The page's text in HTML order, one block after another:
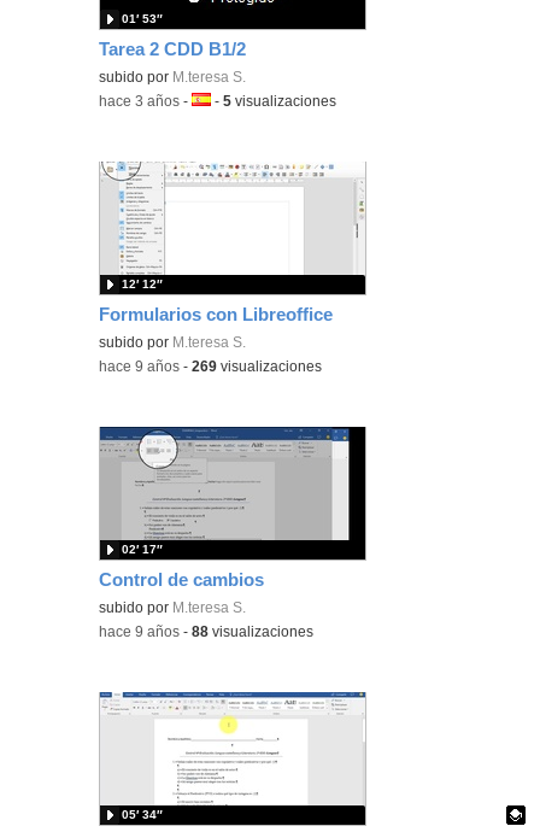
Tarea 2 CDD B1/2
subido por M.teresa S.
01′ 53″
-hace 3 años -Idioma:
-5 visualizaciones
Formularios con Libreoffice
subido por M.teresa S.
12′ 12″
-hace 9 años -269 visualizaciones
Control de cambios
subido por M.teresa S.
02′ 17″
-hace 9 años -88 visualizaciones
05′ 34″